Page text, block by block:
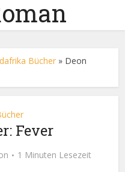
Bücher » Deon
Fever
1 Minuten Lesezeit